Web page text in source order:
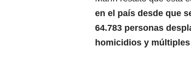
en el país desde que
64.783 personas
homicidios y